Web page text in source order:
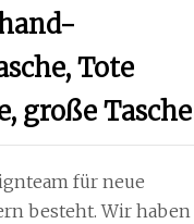
Tote
große Tasche
für neue
besteht. Wir haben